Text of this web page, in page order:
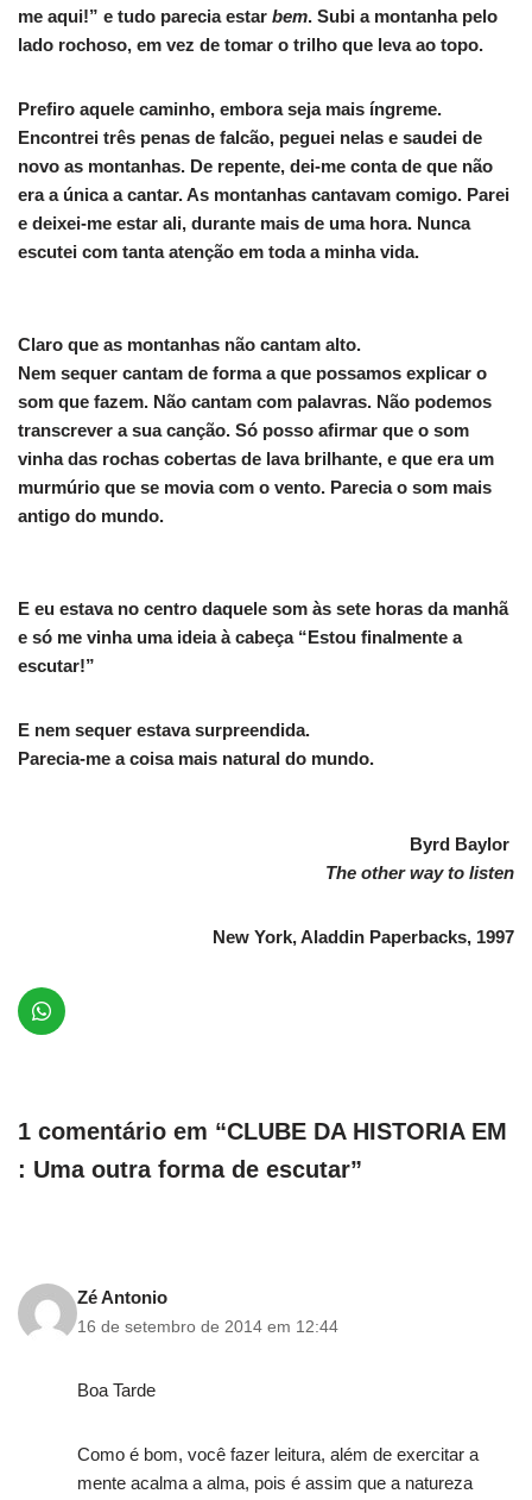
me aqui!” e tudo parecia estar bem. Subi a montanha pelo
lado rochoso, em vez de tomar o trilho que leva ao topo.
Prefiro aquele caminho, embora seja mais íngreme.
Encontrei três penas de falcão, peguei nelas e saudei de
novo as montanhas. De repente, dei-me conta de que não
era a única a cantar. As montanhas cantavam comigo. Parei
e deixei-me estar ali, durante mais de uma hora. Nunca
escutei com tanta atenção em toda a minha vida.
Claro que as montanhas não cantam alto.
Nem sequer cantam de forma a que possamos explicar o
som que fazem. Não cantam com palavras. Não podemos
transcrever a sua canção. Só posso afirmar que o som
vinha das rochas cobertas de lava brilhante, e que era um
murmúrio que se movia com o vento. Parecia o som mais
antigo do mundo.
E eu estava no centro daquele som às sete horas da manhã
e só me vinha uma ideia à cabeça “Estou finalmente a
escutar!”
E nem sequer estava surpreendida.
Parecia-me a coisa mais natural do mundo.
Byrd Baylor
The other way to listen
New York, Aladdin Paperbacks, 1997
1 comentário em “CLUBE DA HISTORIA EM
: Uma outra forma de escutar”
Zé Antonio
16 de setembro de 2014 em 12:44
Boa Tarde
Como é bom, você fazer leitura, além de exercitar a
mente acalma a alma, pois é assim que a natureza